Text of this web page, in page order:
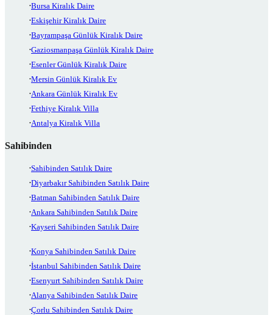
Bursa Kiralık Daire
Eskişehir Kiralık Daire
Bayrampaşa Günlük Kiralık Daire
Gaziosmanpaşa Günlük Kiralık Daire
Esenler Günlük Kiralık Daire
Mersin Günlük Kiralık Ev
Ankara Günlük Kiralık Ev
Fethiye Kiralık Villa
Antalya Kiralık Villa
Sahibinden
Sahibinden Satılık Daire
Diyarbakır Sahibinden Satılık Daire
Batman Sahibinden Satılık Daire
Ankara Sahibinden Satılık Daire
Kayseri Sahibinden Satılık Daire
Konya Sahibinden Satılık Daire
İstanbul Sahibinden Satılık Daire
Esenyurt Sahibinden Satılık Daire
Alanya Sahibinden Satılık Daire
Çorlu Sahibinden Satılık Daire